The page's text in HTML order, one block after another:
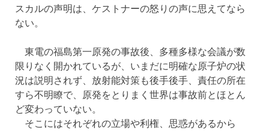
スカルの声明は、ケストナーの怒りの声に思えてなら
ない。
東電の福島第一原発の事故後、多種多様な会議が数
限りなく開かれているが、いまだに明確な原子炉の状
況は説明されず、放射能対策も後手後手、責任の所在
すら不明瞭で、原発をとりまく世界は事故前とほとん
ど変わっていない。
そこにはそれぞれの立場や利権、思惑があるから